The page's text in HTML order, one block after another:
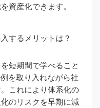
資産化できます。
するメリットは？
短期間で学べること
を取り入れながら社
これにより体系化の
のリスクを早期に減